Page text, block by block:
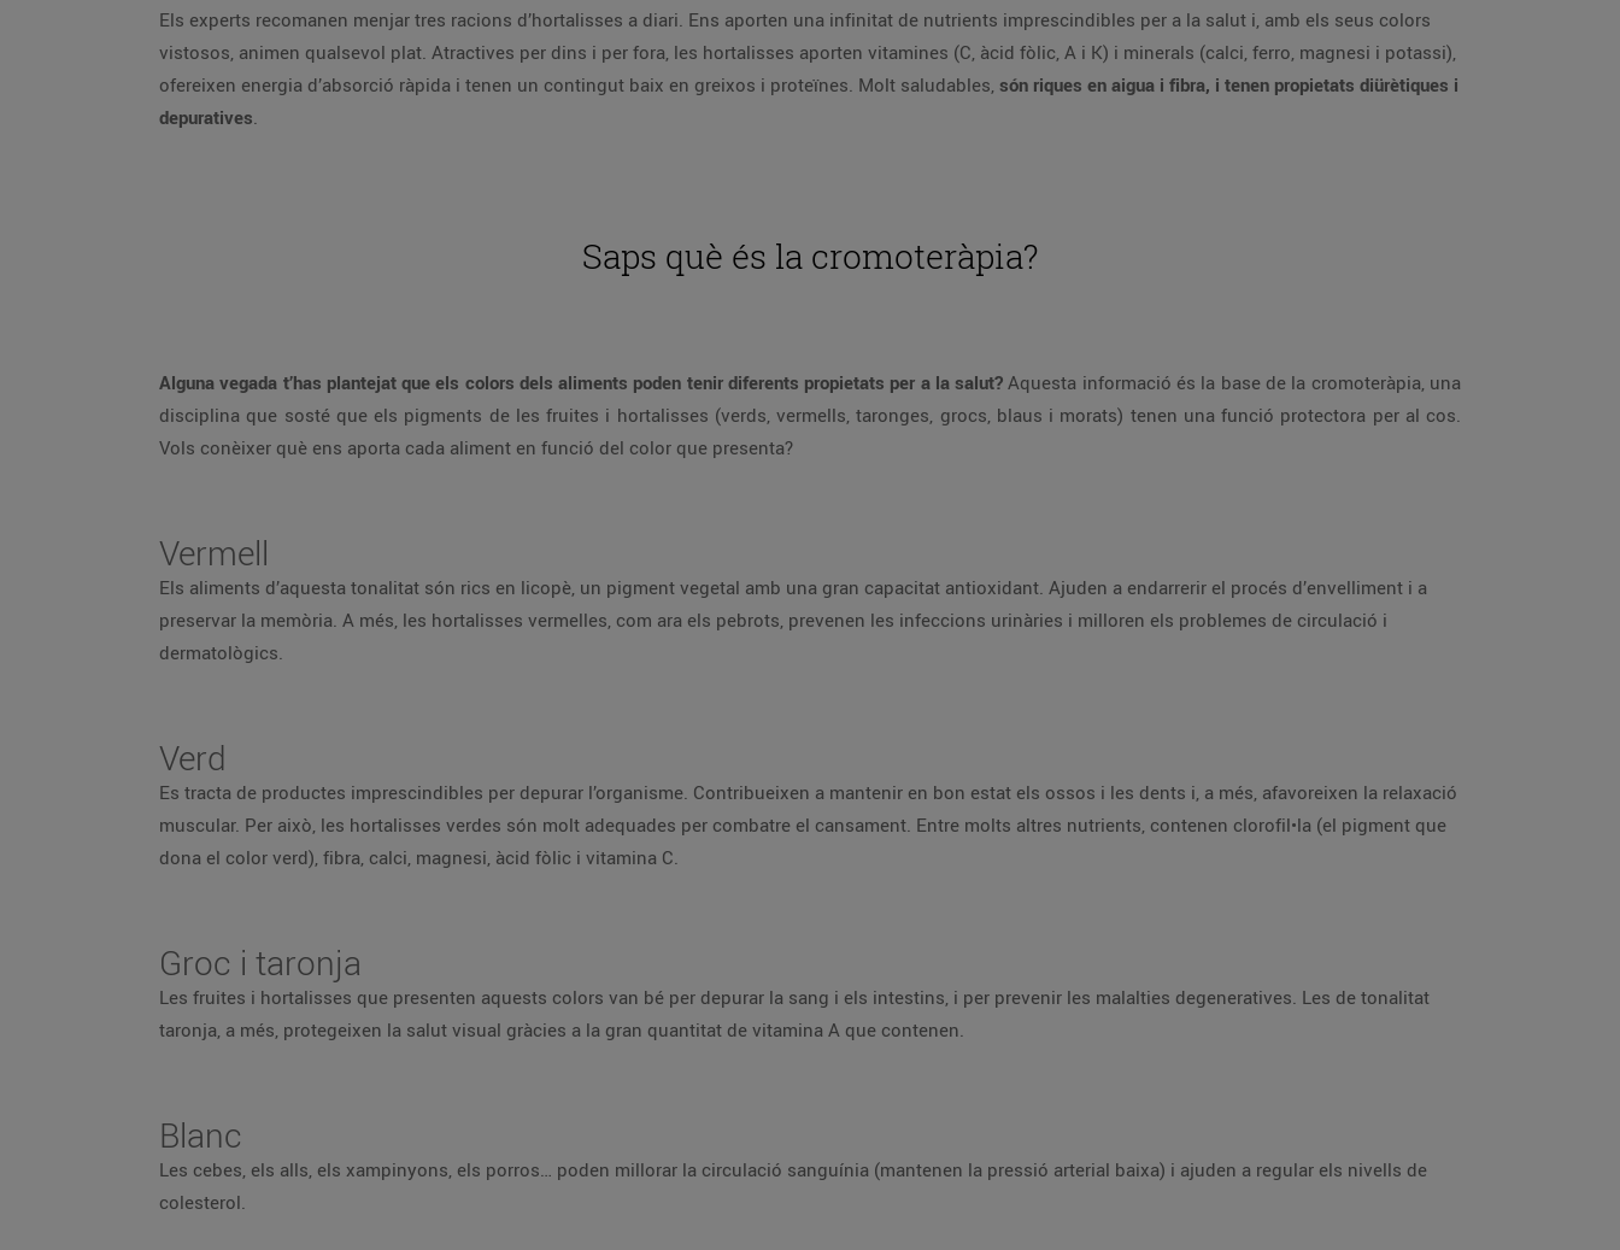
Els experts recomanen menjar tres racions d’hortalisses a diari. Ens aporten una infinitat de nutrients imprescindibles per a la salut i, amb els seus colors
vistosos, animen qualsevol plat. Atractives per dins i per fora, les hortalisses aporten vitamines (C, àcid fòlic, A i K) i minerals (calci, ferro, magnesi i potassi),
ofereixen energia d’absorció ràpida i tenen un contingut baix en greixos i proteïnes. Molt saludables, són riques en aigua i fibra, i tenen propietats diürètiques i
depuratives.
Saps què és la cromoteràpia?
Alguna vegada t’has plantejat que els colors dels aliments poden tenir diferents propietats per a la salut? Aquesta informació és la base de la cromoteràpia, una
disciplina que sosté que els pigments de les fruites i hortalisses (verds, vermells, taronges, grocs, blaus i morats) tenen una funció protectora per al cos.
Vols conèixer què ens aporta cada aliment en funció del color que presenta?
Vermell
Els aliments d’aquesta tonalitat són rics en licopè, un pigment vegetal amb una gran capacitat antioxidant. Ajuden a endarrerir el procés d’envelliment i a
preservar la memòria. A més, les hortalisses vermelles, com ara els pebrots, prevenen les infeccions urinàries i milloren els problemes de circulació i
dermatològics.
Verd
Es tracta de productes imprescindibles per depurar l’organisme. Contribueixen a mantenir en bon estat els ossos i les dents i, a més, afavoreixen la relaxació
muscular. Per això, les hortalisses verdes són molt adequades per combatre el cansament. Entre molts altres nutrients, contenen clorofil•la (el pigment que
dona el color verd), fibra, calci, magnesi, àcid fòlic i vitamina C.
Groc i taronja
Les fruites i hortalisses que presenten aquests colors van bé per depurar la sang i els intestins, i per prevenir les malalties degeneratives. Les de tonalitat
taronja, a més, protegeixen la salut visual gràcies a la gran quantitat de vitamina A que contenen.
Blanc
Les cebes, els alls, els xampinyons, els porros… poden millorar la circulació sanguínia (mantenen la pressió arterial baixa) i ajuden a regular els nivells de
colesterol.